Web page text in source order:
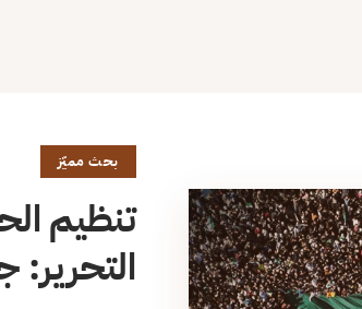
بحث مميّز
تنظيم
التحرير: